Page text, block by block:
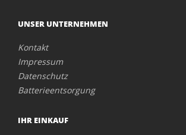
UNSER UNTERNEHMEN
Kontakt
Impressum
Datenschutz
Batterieentsorgung
IHR EINKAUF